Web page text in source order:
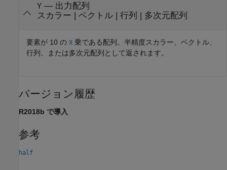
Y— 出力配列
スカラー | ベクトル | 行列 | 多次元配列
要素が 10 の X 乗である配列。半精度スカラー、ベクトル、
行列、または多次元配列として返されます。
バージョン履歴
R2018b で導入
参考
half